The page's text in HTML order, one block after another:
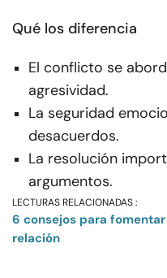
Qué los diferencia
El conflicto se
agresividad.
La seguridad
desacuerdos.
La resolución
argumentos.
LECTURAS RELACIONADAS :
6 consejos para
relación